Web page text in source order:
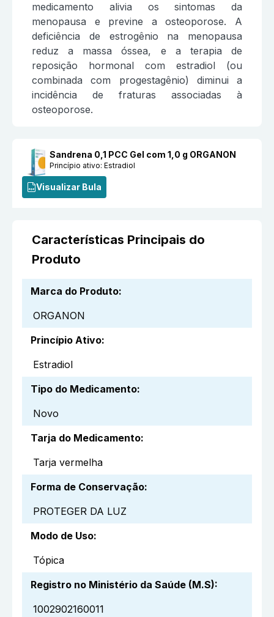
medicamento alivia os sintomas da
menopausa e previne a osteoporose. A
deficiência de estrogênio na menopausa
reduz a massa óssea, e a terapia de
reposição hormonal com estradiol (ou
combinada com progestagênio) diminui a
incidência de fraturas associadas à
osteoporose.
Sandrena 0,1 PCC Gel com 1,0 g ORGANON
Princípio ativo: Estradiol
Visualizar Bula
Características Principais do
Produto
Marca do Produto:
ORGANON
Princípio Ativo:
Estradiol
Tipo do Medicamento:
Novo
Tarja do Medicamento:
Tarja vermelha
Forma de Conservação:
PROTEGER DA LUZ
Modo de Uso:
Tópica
Registro no Ministério da Saúde (M.S):
1002902160011